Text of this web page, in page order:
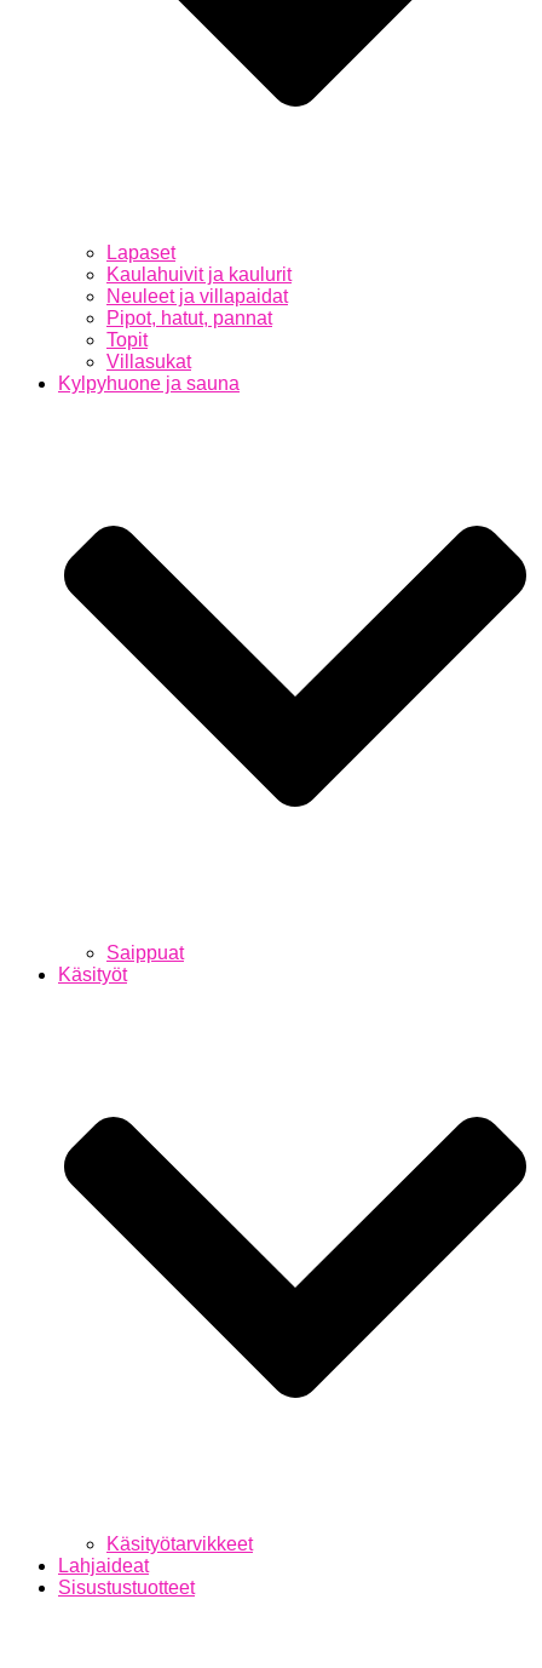
Lapaset
Kaulahuivit ja kaulurit
Neuleet ja villapaidat
Pipot, hatut, pannat
Topit
Villasukat
Kylpyhuone ja sauna
Saippuat
Käsityöt
Käsityötarvikkeet
Lahjaideat
Sisustustuotteet